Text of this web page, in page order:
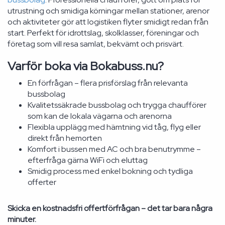
utrustning och smidiga körningar mellan stationer, arenor
och aktiviteter gör att logistiken flyter smidigt redan från
start. Perfekt för idrottslag, skolklasser, föreningar och
företag som vill resa samlat, bekvämt och prisvärt.
Varför boka via Bokabuss.nu?
En förfrågan – flera prisförslag från relevanta
bussbolag
Kvalitetssäkrade bussbolag och trygga chaufförer
som kan de lokala vägarna och arenorna
Flexibla upplägg med hämtning vid tåg, flyg eller
direkt från hemorten
Komfort i bussen med AC och bra benutrymme –
efterfråga gärna WiFi och eluttag
Smidig process med enkel bokning och tydliga
offerter
Skicka en kostnadsfri offertförfrågan – det tar bara några
minuter.